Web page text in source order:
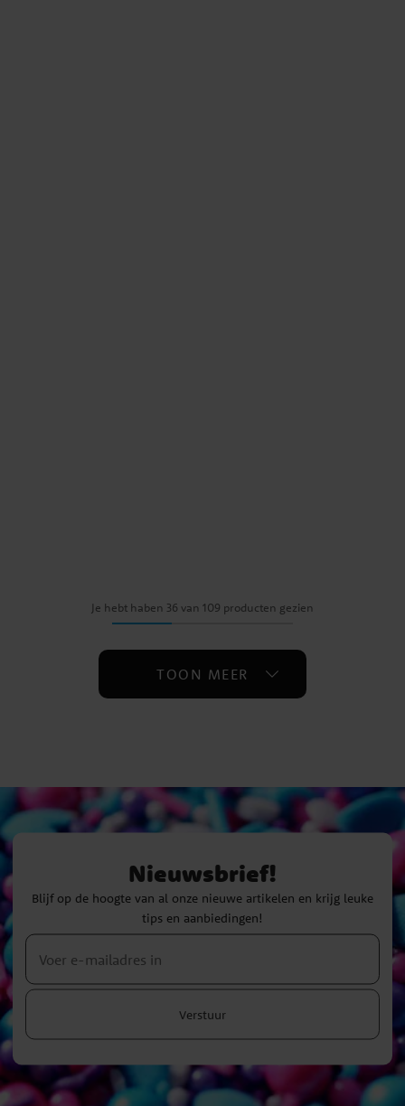
Je hebt haben 36 van 109 producten gezien
TOON MEER
Nieuwsbrief!
Blijf op de hoogte van al onze nieuwe artikelen en krijg leuke
tips en aanbiedingen!
Verstuur